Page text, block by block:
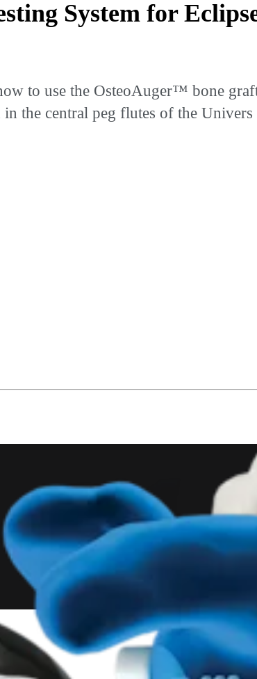
System for
to use the OsteoAuger™ bone
the central peg flutes of the